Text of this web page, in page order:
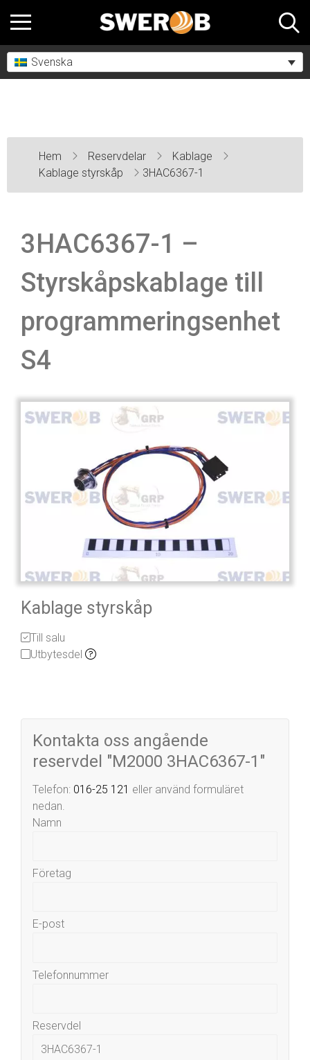
Svenska
Hem Reservdelar
Kablage
Kablage styrskåp
3HAC6367-1
3HAC6367-1 –
Styrskåpskablage till
programmeringsenhet
S4
Kablage styrskåp
Till salu
Utbytesdel
Kontakta oss angående
reservdel "M2000 3HAC6367-1"
Telefon: 016-25 121 eller använd formuläret
nedan.
Namn
Företag
E-post
Telefonnummer
Reservdel